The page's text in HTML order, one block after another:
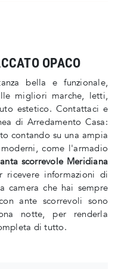
OPACO
bella e funzionale,
migliori marche, letti,
estetico. Contattaci e
di Arredamento Casa:
contando su una ampia
come l'armadio
scorrevole Meridiana
informazioni di
che hai sempre
ante scorrevoli sono
notte, per renderla
di tutto.